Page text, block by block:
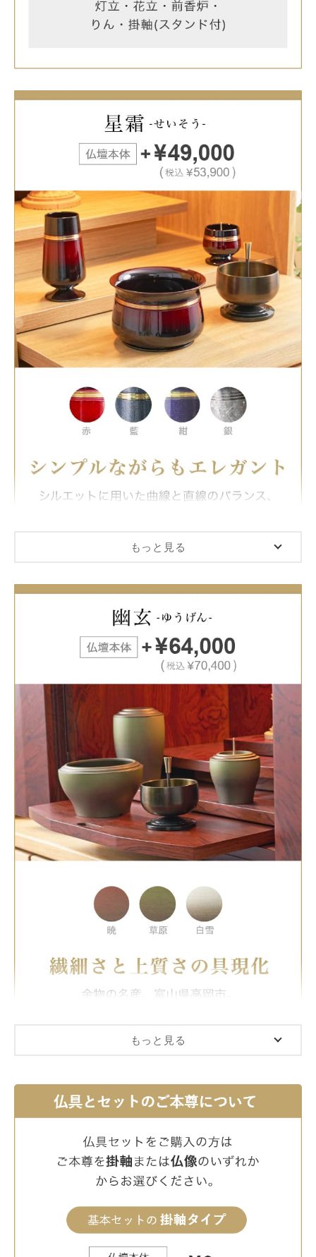
お買い物を続ける
カートへ進む
合わせて購入する
モダン位牌
心のダイヤ
￥32,800
＋
横長専用台
（ハイグレー
ドモダン…
￥49,500
税込 ￥54,450
閉じる
もっと見る
もっと見る